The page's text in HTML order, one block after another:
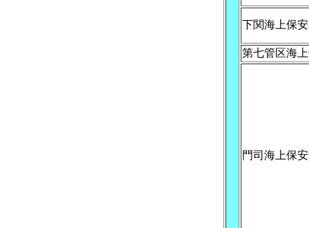
下関海上保
第七管区海
門司海上保